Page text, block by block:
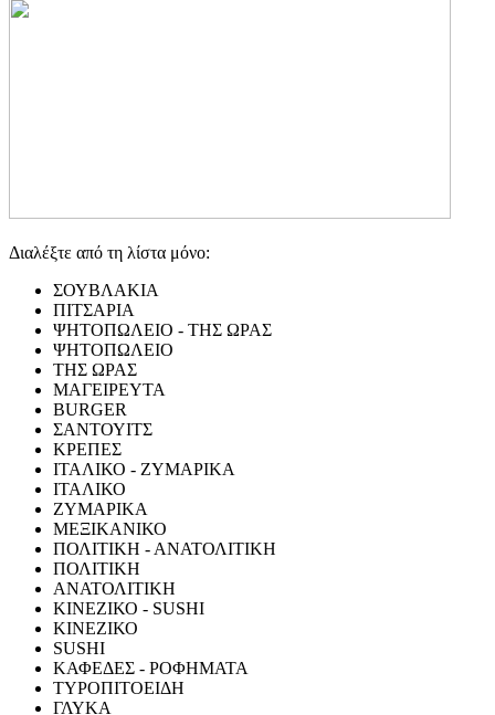
Διαλέξτε από τη λίστα μόνο:
ΣΟΥΒΛΑΚΙΑ
ΠΙΤΣΑΡΙΑ
ΨΗΤΟΠΩΛΕΙΟ - ΤΗΣ ΩΡΑΣ
ΨΗΤΟΠΩΛΕΙΟ
ΤΗΣ ΩΡΑΣ
ΜΑΓΕΙΡΕΥΤΑ
BURGER
ΣΑΝΤΟΥΙΤΣ
ΚΡΕΠΕΣ
ΙΤΑΛΙΚΟ - ΖΥΜΑΡΙΚΑ
ΙΤΑΛΙΚΟ
ΖΥΜΑΡΙΚΑ
ΜΕΞΙΚΑΝΙΚΟ
ΠΟΛΙΤΙΚΗ - ΑΝΑΤΟΛΙΤΙΚΗ
ΠΟΛΙΤΙΚΗ
ΑΝΑΤΟΛΙΤΙΚΗ
ΚΙΝΕΖΙΚΟ - SUSHI
ΚΙΝΕΖΙΚΟ
SUSHI
ΚΑΦΕΔΕΣ - ΡΟΦΗΜΑΤΑ
ΤΥΡΟΠΙΤΟΕΙΔΗ
ΓΛΥΚΑ